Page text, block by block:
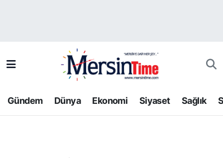
Gündem Dünya Ekonomi Siyaset Sağlık
Bilim-Teknoloji
Dünya
Trafik Durumu
Tüm Manşetler